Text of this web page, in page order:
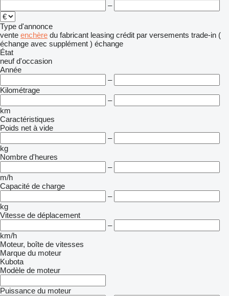
–
Type d'annonce
vente enchère du fabricant leasing crédit par versements trade-in (
échange avec supplément ) échange
État
neuf d'occasion
Année
–
Kilométrage
–
km
Caractéristiques
Poids net à vide
–
kg
Nombre d'heures
–
m/h
Capacité de charge
–
kg
Vitesse de déplacement
–
km/h
Moteur, boîte de vitesses
Marque du moteur
Kubota
Modèle de moteur
Puissance du moteur